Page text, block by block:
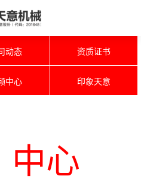
动态 资质证书
中心 印象天意
中心